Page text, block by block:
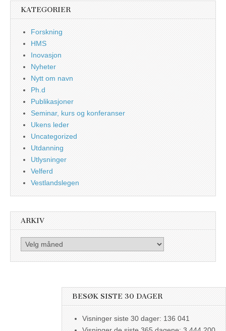
KATEGORIER
Forskning
HMS
Inovasjon
Nyheter
Nytt om navn
Ph.d
Publikasjoner
Seminar, kurs og konferanser
Ukens leder
Uncategorized
Utdanning
Utlysninger
Velferd
Vestlandslegen
ARKIV
Arkiv
BESØK SISTE 30 DAGER
Visninger siste 30 dager: 136 041